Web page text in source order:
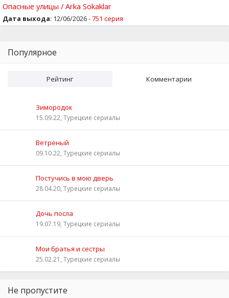
Опасные улицы / Arka Sokaklar
Дата выхода: 12/06/2026 -751 серия
Популярное
Рейтинг Комментарии
Зимородок
15.09.22, Турецкие сериалы
Ветреный
09.10.22, Турецкие сериалы
Постучись в мою дверь
28.04.20, Турецкие сериалы
Дочь посла
19.07.19, Турецкие сериалы
Мои братья и сестры
25.02.21, Турецкие сериалы
Не пропустите